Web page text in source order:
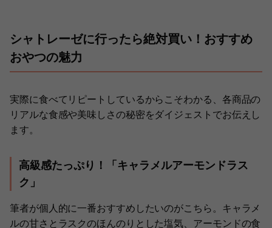
シャトレーゼに行ったら絶対買い！おすすめ
おやつの魅力
実際に食べてリピートしているからこそわかる、各商品の
リアルな食感や美味しさの秘密をダイジェストでお伝えし
ます。
高級感たっぷり！「キャラメルアーモンドラス
ク」
筆者が個人的に一番おすすめしたいのがこちら。キャラメ
ルの甘さとラスクのほんのりとした塩気、アーモンドの食